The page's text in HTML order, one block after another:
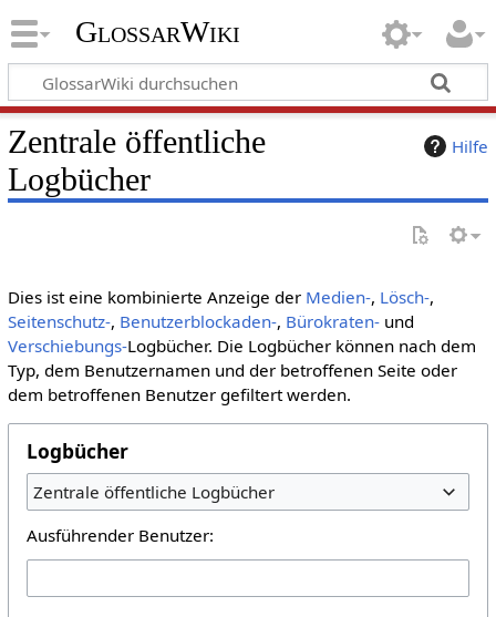
GlossarWiki
Hilfe
Zentrale öffentliche
Logbücher
Dies ist eine kombinierte Anzeige der Medien-, Lösch-,
Seitenschutz-, Benutzerblockaden-, Bürokraten-und
Verschiebungs-Logbücher. Die Logbücher können nach dem
Typ, dem Benutzernamen und der betroffenen Seite oder
dem betroffenen Benutzer gefiltert werden.
Logbücher
Zentrale öffentliche Logbücher
Ausführender Benutzer: